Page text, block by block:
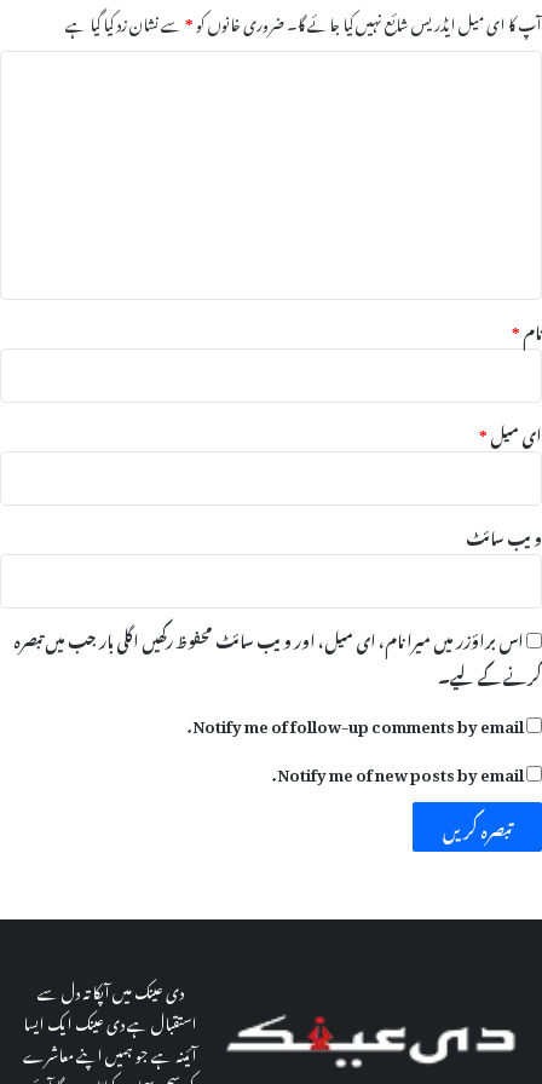
آپ کا ای میل ایڈریس شائع نہیں کیا جائے گا۔ضروری خانوں کو*سے نشان زد کیا گیا ہے
ت
نام*
ای میل*
ویب‌ سائٹ
اس براؤزر میں میرا نام، ای میل، اور ویب سائٹ محفوظ رکھیں اگلی بار جب میں تبصرہ
کرنے کےلیے۔
Notify me of follow-up comments by email.
Notify me of new posts by email.
دی عینک میں آپکا تہ دل سے
استقبال ہے دی عینک ایک ایسا
آئینہ ہے جو ہمیں اپنے معاشرے